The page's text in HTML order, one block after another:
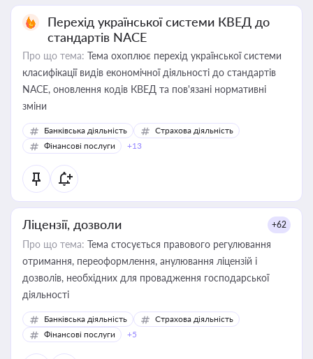
Перехід української системи КВЕД до
стандартів NACE
Про що тема: Тема охоплює перехід української системи
класифікації видів економічної діяльності до стандартів
NACE, оновлення кодів КВЕД та пов'язані нормативні
зміни
Банківська діяльність
Страхова діяльність
Фінансові послуги
+13
Ліцензії, дозволи +62
Про що тема: Тема стосується правового регулювання
отримання, переоформлення, анулювання ліцензій і
дозволів, необхідних для провадження господарської
діяльності
Банківська діяльність
Страхова діяльність
Фінансові послуги
+5